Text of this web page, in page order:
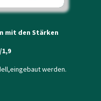
mit den Stärken
werden.